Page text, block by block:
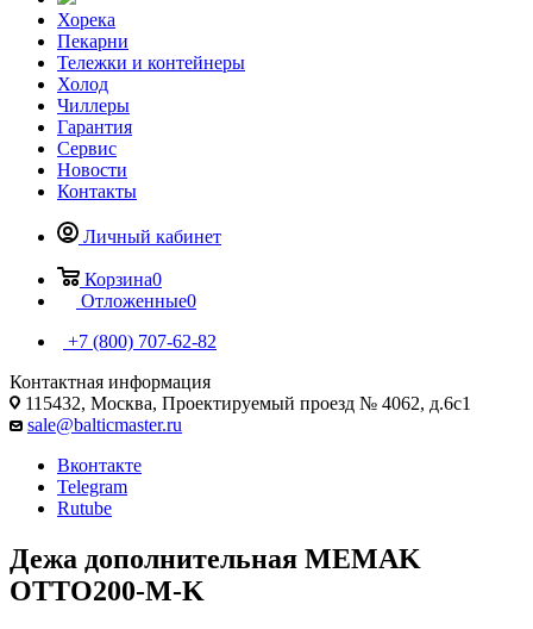
Хорека
Пекарни
Тележки и контейнеры
Холод
Чиллеры
Гарантия
Сервис
Новости
Контакты
Личный кабинет
Корзина0
Отложенные0
+7 (800) 707-62-82
Контактная информация
115432, Москва, Проектируемый проезд № 4062, д.6с1
sale@balticmaster.ru
Вконтакте
Telegram
Rutube
Дежа дополнительная MEMAK
OTTO200-M-K